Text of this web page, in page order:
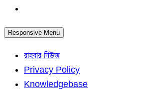
Responsive Menu
রাহবার নিউজ
Privacy Policy
Knowledgebase